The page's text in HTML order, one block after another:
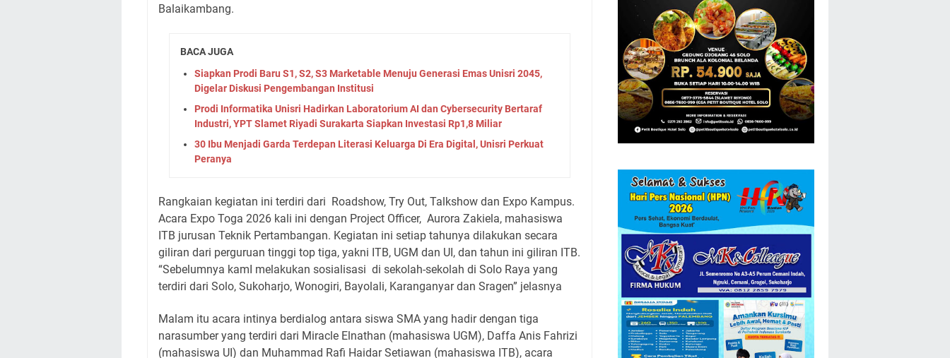
Balaikambang.
BACA JUGA
Siapkan Prodi Baru S1, S2, S3 Marketable Menuju Generasi Emas Unisri 2045,
Digelar Diskusi Pengembangan Institusi
Prodi Informatika Unisri Hadirkan Laboratorium AI dan Cybersecurity Bertaraf
Industri, YPT Slamet Riyadi Surakarta Siapkan Investasi Rp1,8 Miliar
30 Ibu Menjadi Garda Terdepan Literasi Keluarga Di Era Digital, Unisri Perkuat
Peranya
Rangkaian kegiatan ini terdiri dari Roadshow, Try Out, Talkshow dan Expo Kampus.
Acara Expo Toga 2026 kali ini dengan Project Officer, Aurora Zakiela, mahasiswa
ITB jurusan Teknik Pertambangan. Kegiatan ini setiap tahunya dilakukan secara
giliran dari perguruan tinggi top tiga, yakni ITB, UGM dan UI, dan tahun ini giliran ITB.
“Sebelumnya kamI melakukan sosialisasi di sekolah-sekolah di Solo Raya yang
terdiri dari Solo, Sukoharjo, Wonogiri, Bayolali, Karanganyar dan Sragen” jelasnya
Malam itu acara intinya berdialog antara siswa SMA yang hadir dengan tiga
narasumber yang terdiri dari Miracle Elnathan (mahasiswa UGM), Daffa Anis Fahrizi
(mahasiswa UI) dan Muhammad Rafi Haidar Setiawan (mahasiswa ITB), acara